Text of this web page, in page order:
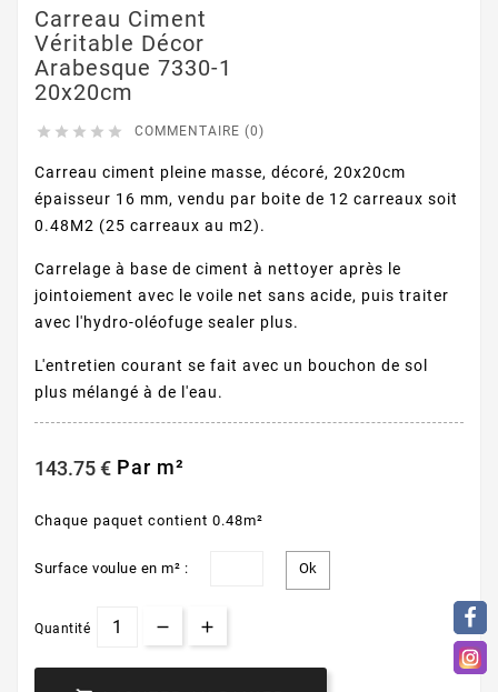
Carreau Ciment
Véritable Décor
Arabesque 7330-1
20x20cm
     COMMENTAIRE (0)
Carreau ciment pleine masse, décoré, 20x20cm
épaisseur 16 mm, vendu par boite de 12 carreaux soit
0.48M2 (25 carreaux au m2).
Carrelage à base de ciment à nettoyer après le
jointoiement avec le voile net sans acide, puis traiter
avec l'hydro-oléofuge sealer plus.
L'entretien courant se fait avec un bouchon de sol
plus mélangé à de l'eau.
143.75 € Par m²
Chaque paquet contient 0.48m²
Surface voulue en m² :
Quantité